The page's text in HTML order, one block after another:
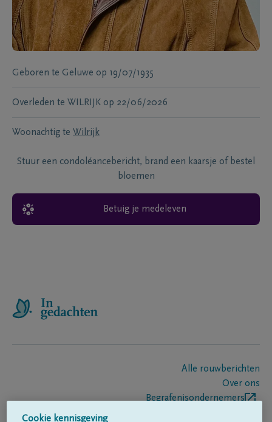
Geboren te Geluwe op 19/07/1935
Overleden te WILRIJK op 22/06/2026
Woonachtig te Wilrijk
Stuur een condoléancebericht, brand een kaarsje of bestel
bloemen
Betuig je medeleven
Alle rouwberichten
Over ons
Begrafenisondernemers
Cookie kennisgeving